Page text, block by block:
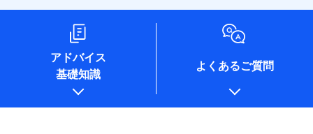
アドバイス
基礎知識
よくあるご質問